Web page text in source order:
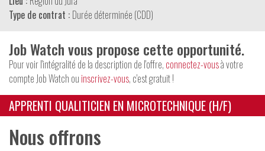
Type de contrat : Durée déterminée (CDD)
Job Watch vous propose cette opportunité.
Pour voir l'intégralité de la description de l'offre, connectez-vousà votre
compte Job Watch ou inscrivez-vous, c'est gratuit !
APPRENTI QUALITICIEN EN MICROTECHNIQUE (H/F)
Nous offrons